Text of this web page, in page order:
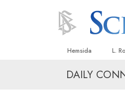
Hemsida L.
DAILY